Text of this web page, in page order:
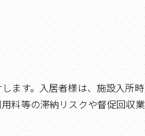
ます。入居者様は、施設入所時
料等の滞納リスクや督促回収業